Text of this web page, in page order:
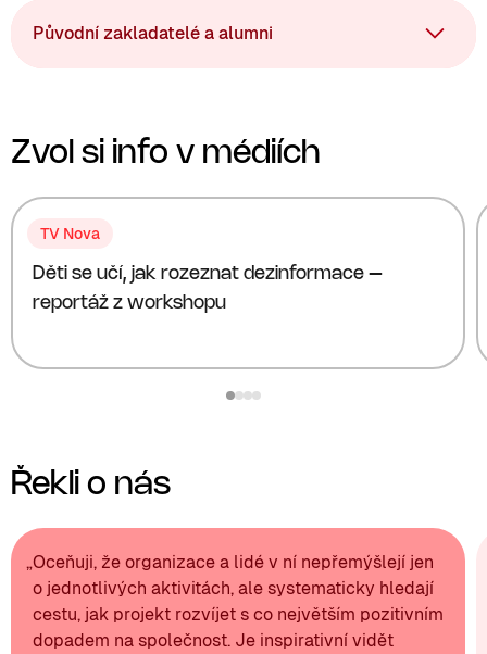
Původní zakladatelé a alumni
Zvol si info v médiích
TV Nova
Děti se učí, jak rozeznat dezinformace –
reportáž z workshopu
Řekli o nás
„Oceňuji, že organizace a lidé v ní nepřemýšlejí jen
o jednotlivých aktivitách, ale systematicky hledají
cestu, jak projekt rozvíjet s co největším pozitivním
dopadem na společnost. Je inspirativní vidět